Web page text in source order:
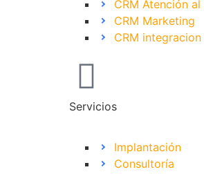
CRM Atención
CRM Marketing
CRM integracion
Servicios
Implantación
Consultoría